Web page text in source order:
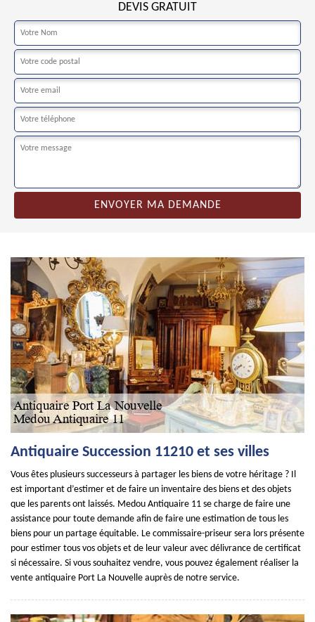
DEVIS GRATUIT
Antiquaire Succession 11210 et ses villes
Vous êtes plusieurs successeurs à partager les biens de votre héritage ? Il
est important d’estimer et de faire un inventaire des biens et des objets
que les parents ont laissés. Medou Antiquaire 11 se charge de faire une
assistance pour toute demande afin de faire une estimation de tous les
biens pour un partage équitable. Le commissaire-priseur sera lors présente
pour estimer tous vos objets et de leur valeur avec délivrance de certificat
si nécessaire. Si vous souhaitez vendre, vous pouvez également réaliser la
vente antiquaire Port La Nouvelle auprès de notre service.